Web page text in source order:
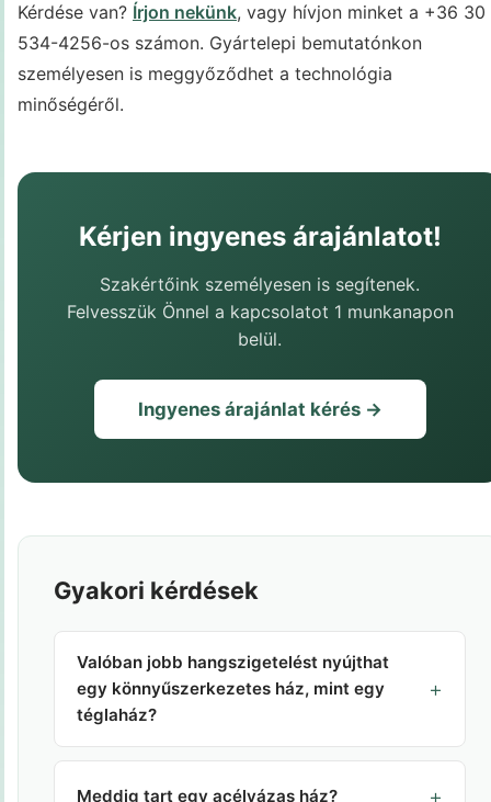
Kérdése van? Írjon nekünk, vagy hívjon minket a +36 30
534-4256-os számon. Gyártelepi bemutatónkon
személyesen is meggyőződhet a technológia
minőségéről.
Kérjen ingyenes árajánlatot!
Szakértőink személyesen is segítenek.
Felvesszük Önnel a kapcsolatot 1 munkanapon
belül.
Ingyenes árajánlat kérés →
Gyakori kérdések
Valóban jobb hangszigetelést nyújthat
egy könnyűszerkezetes ház, mint egy
téglaház?
+
Igen, megfelelő rétegrenddel és akusztikai
tervezéssel egy könnyűszerkezetes ház
Meddig tart egy acélvázas ház?